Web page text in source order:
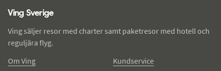
Ving Sverige
Ving säljer resor med charter samt paketresor med hotell och
reguljära flyg.
Om Ving
Kundservice